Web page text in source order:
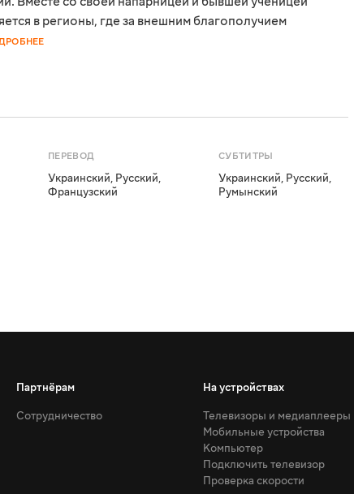
в регионы, где за внешним благополучием
ПЕРЕВОД
Украинский, Русский,
Французский
СУБТИТРЫ
Украинский, Русский,
Румынский
Партнёрам
Сотрудничество
На устройствах
Телевизоры и медиаплееры
Мобильные устройства
Компьютер
Подключить телевизор
Проверка скорости